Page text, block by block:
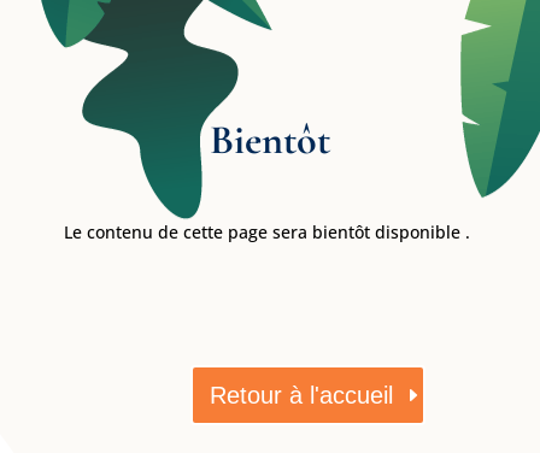
Bientôt
Le contenu de cette page sera bientôt disponible .
Retour à l'accueil